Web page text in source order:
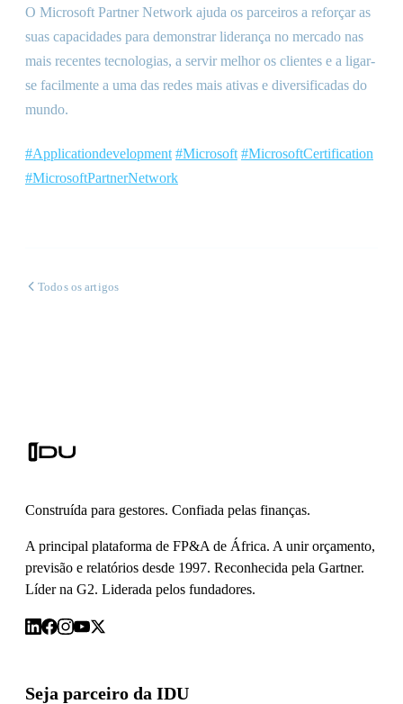
O Microsoft Partner Network ajuda os parceiros a reforçar as
suas capacidades para demonstrar liderança no mercado nas
mais recentes tecnologias, a servir melhor os clientes e a ligar-
se facilmente a uma das redes mais ativas e diversificadas do
mundo.
#Applicationdevelopment #Microsoft #MicrosoftCertification
#MicrosoftPartnerNetwork
Todos os artigos
Construída para gestores. Confiada pelas finanças.
A principal plataforma de FP&A de África. A unir orçamento,
previsão e relatórios desde 1997. Reconhecida pela Gartner.
Líder na G2. Liderada pelos fundadores.
Seja parceiro da IDU